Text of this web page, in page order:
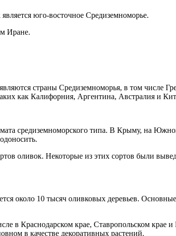
юго-восточное Средиземноморье.
Иране.
страны Средиземноморья, в том числе
как Калифорния, Аргентина, Австралия и
средиземноморского типа. В Крыму, на
оливок. Некоторые из этих сортов были
около 10 тысяч оливковых деревьев.
в Краснодарском крае, Ставропольском крае и
в качестве декоративных растений.